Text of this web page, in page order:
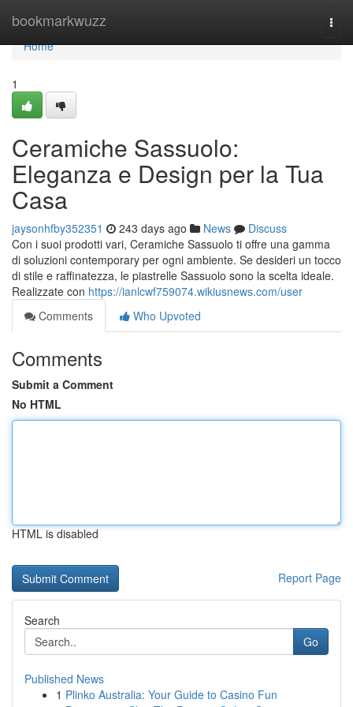
bookmarkwuzz
Home
Home
1
Ceramiche Sassuolo:
Eleganza e Design per la Tua
Casa
jaysonhfby352351 243 days ago News
Discuss
Con i suoi prodotti vari, Ceramiche Sassuolo ti offre una gamma
di soluzioni contemporary per ogni ambiente. Se desideri un tocco
di stile e raffinatezza, le piastrelle Sassuolo sono la scelta ideale.
Realizzate con https://ianlcwf759074.wikiusnews.com/user
Comments
Who Upvoted
Comments
Submit a Comment
No HTML
HTML is disabled
Report Page
Search
Go
Published News
1 Plinko Australia: Your Guide to Casino Fun